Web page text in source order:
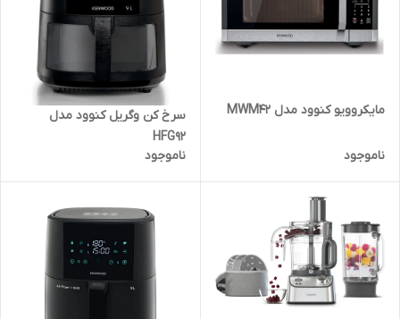
مایکروویو کنوود مدل MWM42
ناموجود
سرخ کن وگریل کنوود مدل
HFG92
ناموجود